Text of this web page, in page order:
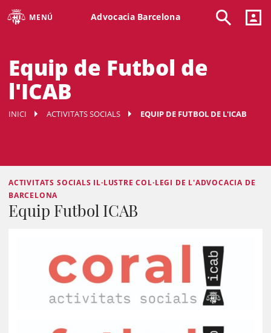
MENÚ Advocacia Barcelona
Equip de Futbol de
l'ICAB
INICI ACTIVITATS SOCIALS EQUIP DE FUTBOL DE L'ICAB
ACTIVITATS SOCIALS IL·LUSTRE COL·LEGI DE L'ADVOCACIA DE
BARCELONA
Equip Futbol ICAB